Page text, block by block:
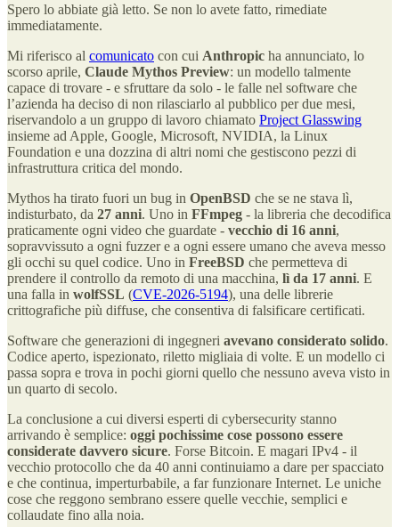
Spero lo abbiate già letto. Se non lo avete fatto, rimediate
immediatamente.
Mi riferisco al comunicato con cui Anthropic ha annunciato, lo
scorso aprile, Claude Mythos Preview: un modello talmente
capace di trovare - e sfruttare da solo - le falle nel software che
l’azienda ha deciso di non rilasciarlo al pubblico per due mesi,
riservandolo a un gruppo di lavoro chiamato Project Glasswing
insieme ad Apple, Google, Microsoft, NVIDIA, la Linux
Foundation e una dozzina di altri nomi che gestiscono pezzi di
infrastruttura critica del mondo.
Mythos ha tirato fuori un bug in OpenBSD che se ne stava lì,
indisturbato, da 27 anni. Uno in FFmpeg - la libreria che decodifica
praticamente ogni video che guardate - vecchio di 16 anni,
sopravvissuto a ogni fuzzer e a ogni essere umano che aveva messo
gli occhi su quel codice. Uno in FreeBSD che permetteva di
prendere il controllo da remoto di una macchina, lì da 17 anni. E
una falla in wolfSSL (CVE-2026-5194), una delle librerie
crittografiche più diffuse, che consentiva di falsificare certificati.
Software che generazioni di ingegneri avevano considerato solido.
Codice aperto, ispezionato, riletto migliaia di volte. E un modello ci
passa sopra e trova in pochi giorni quello che nessuno aveva visto in
un quarto di secolo.
La conclusione a cui diversi esperti di cybersecurity stanno
arrivando è semplice: oggi pochissime cose possono essere
considerate davvero sicure. Forse Bitcoin. E magari IPv4 - il
vecchio protocollo che da 40 anni continuiamo a dare per spacciato
e che continua, imperturbabile, a far funzionare Internet. Le uniche
cose che reggono sembrano essere quelle vecchie, semplici e
collaudate fino alla noia.